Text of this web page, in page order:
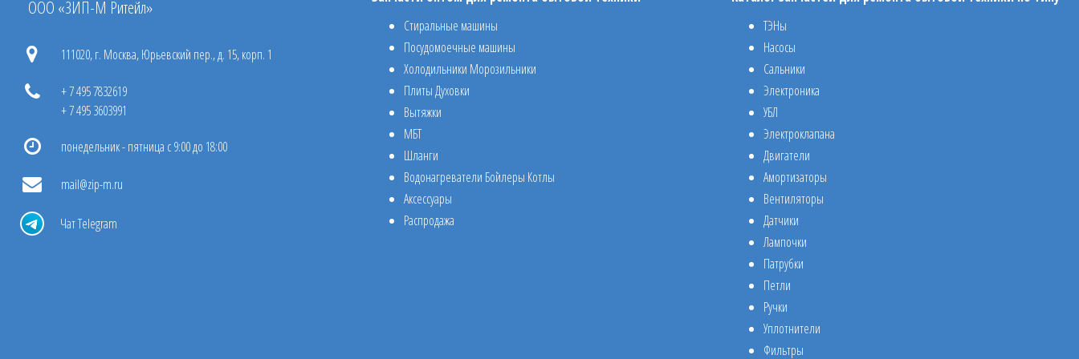
ООО «ЗИП-М Ритейл»
111020, г. Москва, Юрьевский пер., д. 15, корп. 1
+ 7 495 7832619
+ 7 495 3603991
понедельник - пятница с 9:00 до 18:00
mail@zip-m.ru
Чат Telegram
Стиральные машины
Посудомоечные машины
Холодильники Морозильники
Плиты Духовки
Вытяжки
МБТ
Шланги
Водонагреватели Бойлеры Котлы
Аксессуары
Распродажа
ТЭНы
Насосы
Сальники
Электроника
УБЛ
Электроклапана
Двигатели
Амортизаторы
Вентиляторы
Датчики
Лампочки
Патрубки
Петли
Ручки
Уплотнители
Фильтры